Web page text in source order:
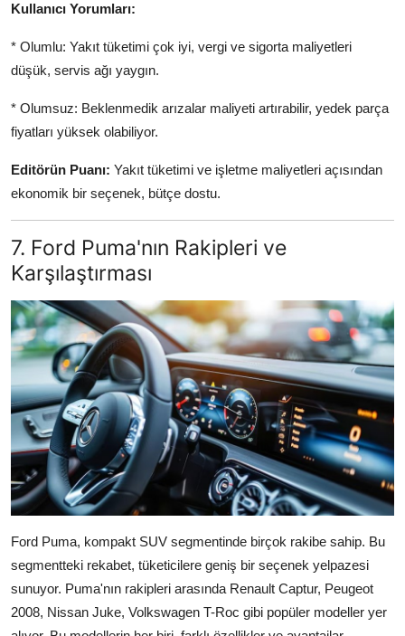
Kullanıcı Yorumları:
* Olumlu: Yakıt tüketimi çok iyi, vergi ve sigorta maliyetleri
düşük, servis ağı yaygın.
* Olumsuz: Beklenmedik arızalar maliyeti artırabilir, yedek parça
fiyatları yüksek olabiliyor.
Editörün Puanı: Yakıt tüketimi ve işletme maliyetleri açısından
ekonomik bir seçenek, bütçe dostu.
7. Ford Puma'nın Rakipleri ve
Karşılaştırması
Ford Puma, kompakt SUV segmentinde birçok rakibe sahip. Bu
segmentteki rekabet, tüketicilere geniş bir seçenek yelpazesi
sunuyor. Puma'nın rakipleri arasında Renault Captur, Peugeot
2008, Nissan Juke, Volkswagen T-Roc gibi popüler modeller yer